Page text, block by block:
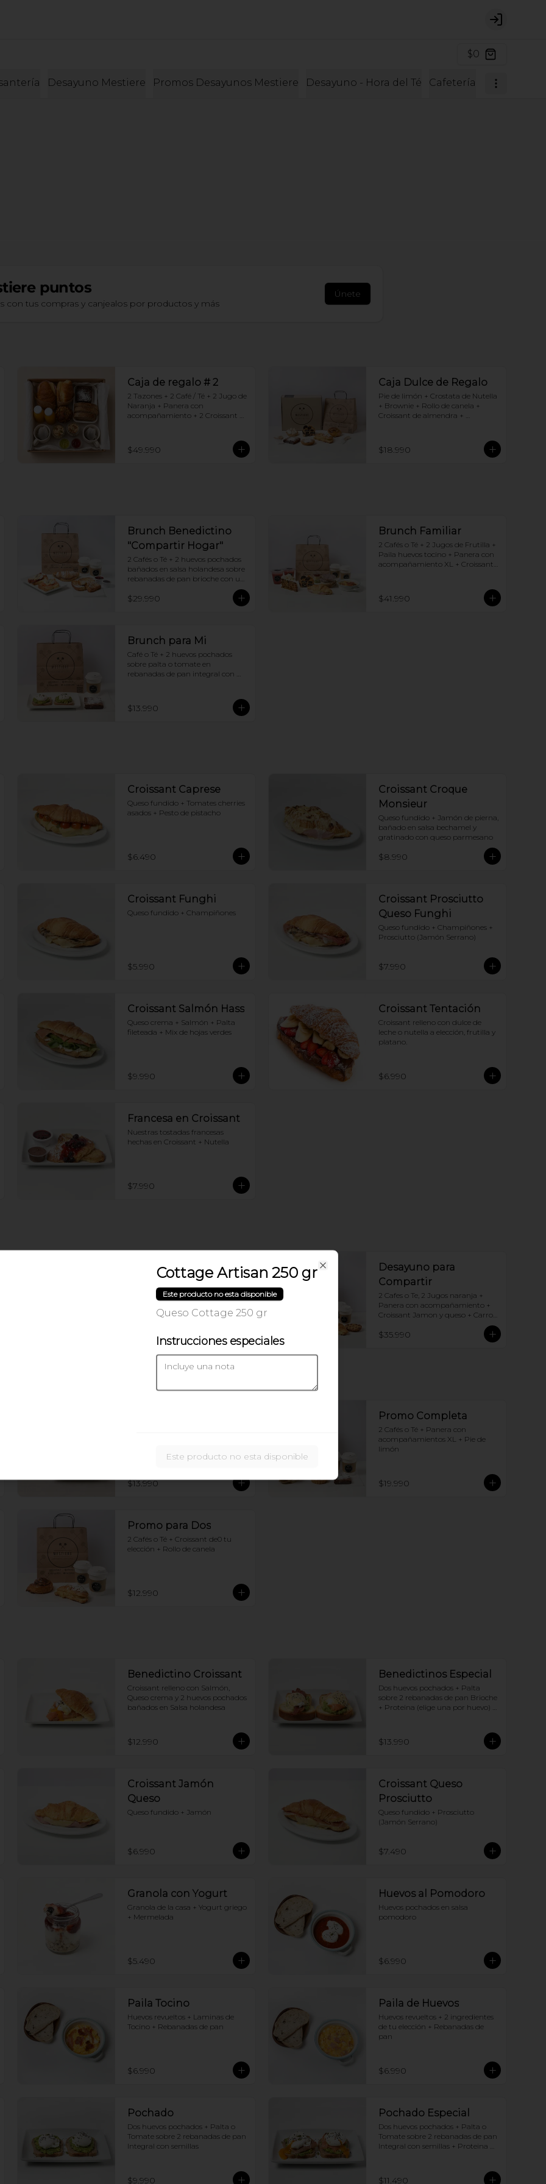
Login
$0
Desayuno Mestiere Promos Desayunos Mestiere Desayuno - Hora del Té Cafetería Cafetería y
puntos
con tus compras y canjealos por productos y más
Únete
Caja de regalo # 2
2 Tazones + 2 Café / Té + 2 Jugo de
Naranja + Panera con
acompañamiento + 2 Croissant
Arándano
$49.990
Caja Dulce de Regalo
Pie de limón + Crostata de Nutella
+ Brownie + Rollo de canela +
Croissant de almendra +
$18.990
Brunch Benedictino
"Compartir Hogar"
2 Cafés o Té + 2 huevos pochados
bañados en salsa holandesa sobre
rebanadas de pan brioche con un
Tostadas francesas + Croissant de
$29.990
Brunch Familiar
2 Cafés o Té + 2 Jugos de Frutilla +
Paila huevos tocino + Panera con
acompañamiento XL + Croissant
$41.990
Brunch para Mi
Café o Té + 2 huevos pochados
sobre palta o tomate en
rebanadas de pan integral con
$13.990
Croissant Caprese
Queso fundido + Tomates cherries
asados + Pesto de pistacho
$6.490
Croissant Croque
Monsieur
Queso fundido + Jamón de pierna,
bañado en salsa bechamel y
gratinado con queso parmesano
$8.990
Croissant Funghi
Queso fundido + Champiñones
$5.990
Croissant Prosciutto
Queso Funghi
Queso fundido + Champiñones +
Prosciutto (Jamón Serrano)
$7.990
Croissant Salmón Hass
Queso crema + Salmón + Palta
fileteada + Mix de hojas verdes
$9.990
Croissant Tentación
Croissant relleno con dulce de
leche o nutella a elección, frutilla y
platano.
$6.990
Francesa en Croissant
Nuestras tostadas francesas
hechas en Croissant + Nutella
$7.990
Desayuno del Chef
Cafe o Te + Paila de huevo tocino +
Croissant de tu elección
$13.990
Desayuno para
Compartir
2 Cafes o Te, 2 Jugos naranja +
Panera con acompañamiento +
Croissant Jamon y queso + Carrot
$35.990
chocolate caliente
$13.990
Promo Completa
2 Cafés o Té + Panera con
acompañamientos XL + Pie de
limón
$19.990
Promo para Dos
2 Cafés o Té + Croissant de0 tu
elección + Rollo de canela
$12.990
Benedictino Croissant
Croissant relleno con Salmón,
Queso crema y 2 huevos pochados
bañados en Salsa holandesa
$12.990
Benedictinos Especial
Dos huevos pochados + Palta
sobre 2 rebanadas de pan Brioche
+ Proteina (elige una por huevo) +
$13.990
Croissant Jamón
Queso
Queso fundido + Jamón
$6.990
Croissant Queso
Prosciutto
Queso fundido + Prosciutto
(Jamón Serrano)
$7.490
Granola con Yogurt
Granola de la casa + Yogurt griego
+ Mermelada
$5.490
Huevos al Pomodoro
Huevos pochados en salsa
pomodoro
$6.990
Paila Tocino
Huevos revueltos + Laminas de
Tocino + Rebanadas de pan
$6.990
Paila de Huevos
Huevos revueltos + 2 ingredientes
de tu elección + Rebanadas de
pan
$6.990
Pochado
Dos huevos pochados + Palta o
Tomate sobre 2 rebanadas de pan
Integral con semillas
$9.990
Pochado Especial
Dos huevos pochados + Palta o
Tomate sobre 2 rebanadas de pan
Integral con semillas + Proteina
$11.490
Cottage Artisan 250 gr
Este producto no esta disponible
Queso Cottage 250 gr
Instrucciones especiales
Este producto no esta disponible